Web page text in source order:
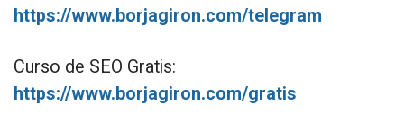
https://www.borjagiron.com/telegram
Curso de SEO Gratis:
https://www.borjagiron.com/gratis